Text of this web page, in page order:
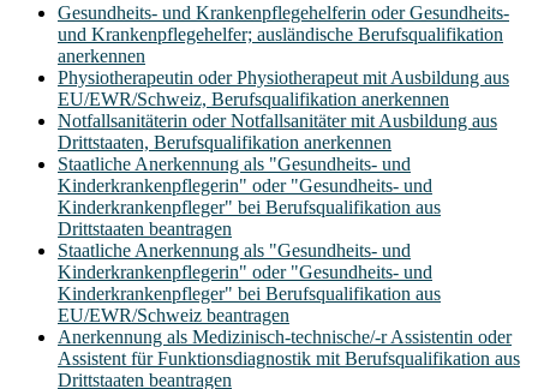
Gesundheits- und Krankenpflegehelferin oder Gesundheits-
und Krankenpflegehelfer; ausländische Berufsqualifikation
anerkennen
Physiotherapeutin oder Physiotherapeut mit Ausbildung aus
EU/EWR/Schweiz, Berufsqualifikation anerkennen
Notfallsanitäterin oder Notfallsanitäter mit Ausbildung aus
Drittstaaten, Berufsqualifikation anerkennen
Staatliche Anerkennung als "Gesundheits- und
Kinderkrankenpflegerin" oder "Gesundheits- und
Kinderkrankenpfleger" bei Berufsqualifikation aus
Drittstaaten beantragen
Staatliche Anerkennung als "Gesundheits- und
Kinderkrankenpflegerin" oder "Gesundheits- und
Kinderkrankenpfleger" bei Berufsqualifikation aus
EU/EWR/Schweiz beantragen
Anerkennung als Medizinisch-technische/-r Assistentin oder
Assistent für Funktionsdiagnostik mit Berufsqualifikation aus
Drittstaaten beantragen